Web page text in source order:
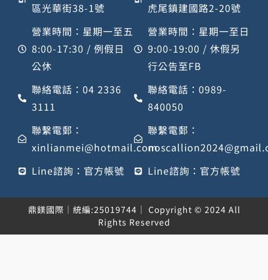
區光華街38-1號
營業時間：星期一至五
8:00-17:30 / 例假日
公休
聯絡電話：04 2336
3111
聯繫電郵：
xinlianmei@hotmail.com
Line諮詢：官方帳號
虎尾鎮建國路2-20號
營業時間：星期一至日
9:00-19:00 / 休假另
行公告至FB
聯絡電話：0989-
840050
聯繫電郵：
Line諮詢：官方帳號
鼎鎂國際｜統編:25019744｜ Copyright © 2024 All
Rights Reserved